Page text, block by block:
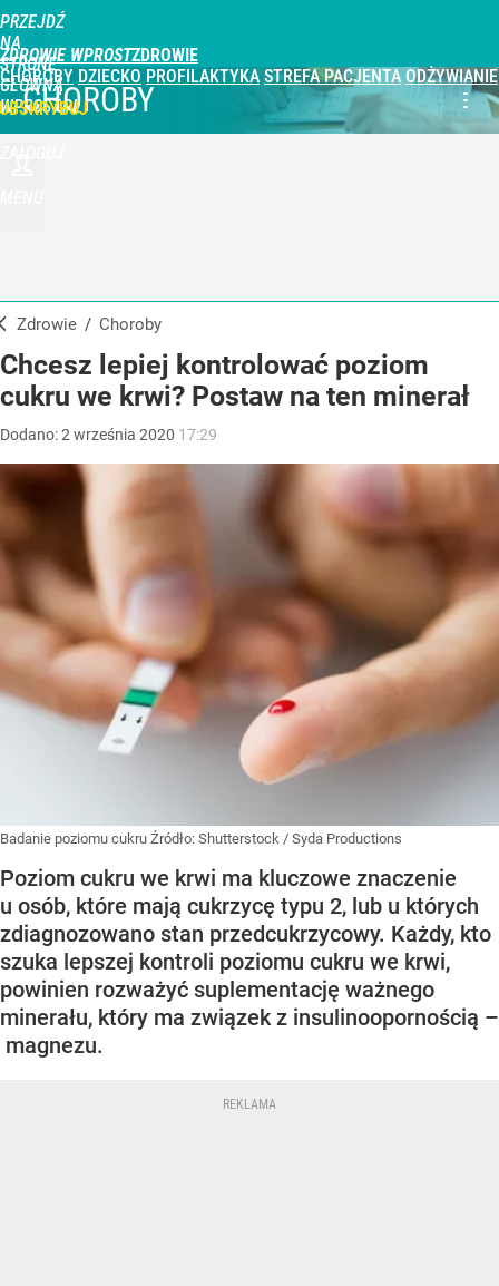
PRZEJDŹ
NA
STRONĘ
GŁÓWNĄ
WPROST.PL
ZDROWIE WPROST
CHOROBY DZIECKO PROFILAKTYKA STREFA PACJENTA ODŻYWIANIE
CHOROBY
Zdrowie / Choroby
Chcesz lepiej kontrolować poziom
cukru we krwi? Postaw na ten minerał
Dodano:2 września 2020 17:29
Badanie poziomu cukru Źródło: Shutterstock / Syda Productions
Poziom cukru we krwi ma kluczowe znaczenie
u osób, które mają cukrzycę typu 2, lub u których
zdiagnozowano stan przedcukrzycowy. Każdy, kto
szuka lepszej kontroli poziomu cukru we krwi,
powinien rozważyć suplementację ważnego
minerału, który ma związek z insulinoopornością –
magnezu.